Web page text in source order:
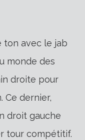
ton avec le jab
monde des
droite pour
Ce dernier,
droit gauche
tour compétitif.